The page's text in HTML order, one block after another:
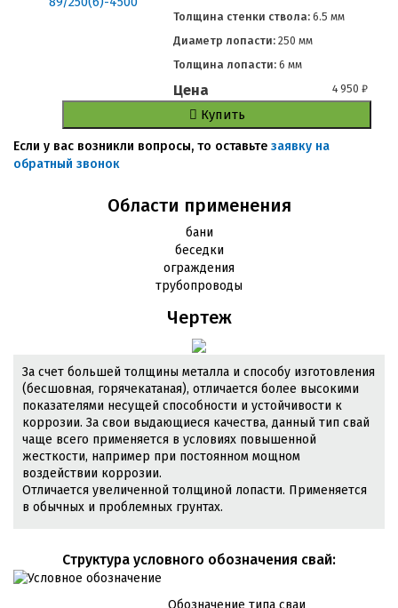
Толщина стенки ствола:6.5 мм
Диаметр лопасти:250 мм
Толщина лопасти:6 мм
Цена 4 950₽
Купить
Если у вас возникли вопросы, то оставьте заявку на
обратный звонок
Области применения
бани
беседки
ограждения
трубопроводы
Чертеж
За счет большей толщины металла и способу изготовления
(бесшовная, горячекатаная), отличается более высокими
показателями несущей способности и устойчивости к
коррозии. За свои выдающиеся качества, данный тип свай
чаще всего применяется в условиях повышенной
жесткости, например при постоянном мощном
воздействии коррозии.
Отличается увеличенной толщиной лопасти. Применяется
в обычных и проблемных грунтах.
Cтруктура условного обозначения свай:
Обозначение типа сваи